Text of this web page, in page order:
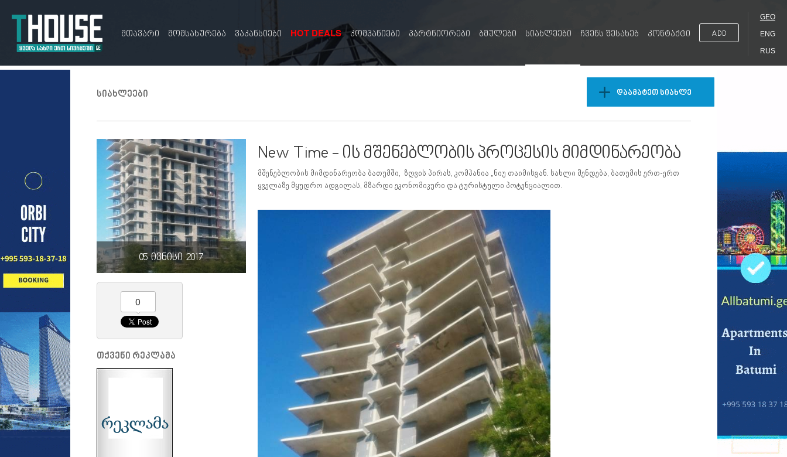
მთავარი მომსახურება ვაკანსიები HOT DEALS კომპანიები პარტნიორები ბმულები სიახლეები ჩვენს შესახებ კონტაქტი ADD
GEO
ENG
RUS
სიახლეები დაამატეთ სიახლე
05 ივნისი 2017
0
თქვენი რეკლამა
New Time - ის მშენებლობის პროცესის მიმდინარეობა
მშენებლობის მიმდინარეობა ბათუმში, ზღვის პირას, კომპანია „ნიუ თაიმისგან. სახლი შენდება, ბათუმის ერთ-ერთ
ყველაზე მყუდრო ადგილას, მზარდი ეკონომიკური და ტურისტული პოტენციალით.